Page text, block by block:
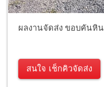
ผลงานจัดส่ง ขอบคันหิน
สนใจ เช็กคิวจัดส่ง